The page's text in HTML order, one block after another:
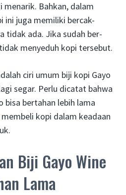
Bahkan, dalam
ini juga memiliki bercak-
tidak ada. Jika sudah ber-
menyeduh kopi tersebut.
ciri umum biji kopi Gayo
segar. Perlu dicatat bahwa
bisa bertahan lebih lama
kopi dalam keadaan
Biji Gayo Wine
Lama